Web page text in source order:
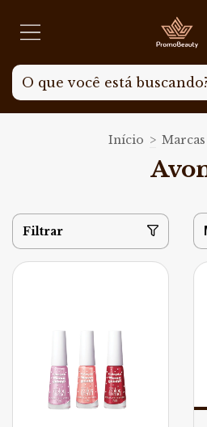
Início > Marcas
Filtrar